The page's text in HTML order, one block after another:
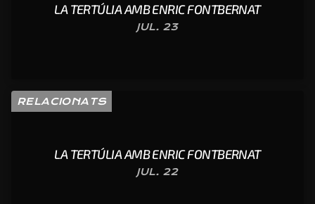
LA TERTÚLIA AMB ENRIC FONTBERNAT
JUL. 23
RELACIONATS
LA TERTÚLIA AMB ENRIC FONTBERNAT
JUL. 22